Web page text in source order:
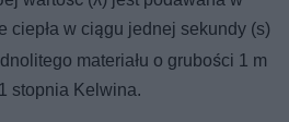
ciepła w ciągu jednej sekundy (s)
materiału o grubości 1 m
stopnia Kelwina.